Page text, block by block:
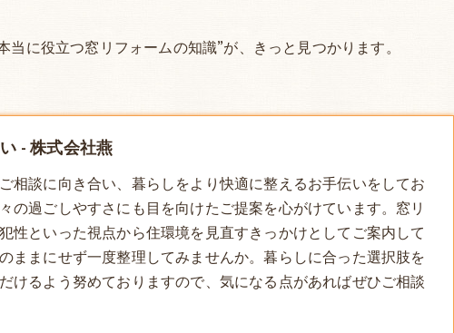
に役立つ窓リフォームの知識”が、きっと見つかります。
- 株式会社燕
相談に向き合い、暮らしをより快適に整えるお手伝いをしてお
の過ごしやすさにも目を向けたご提案を心がけています。窓リ
性といった視点から住環境を見直すきっかけとしてご案内して
ままにせず一度整理してみませんか。暮らしに合った選択肢を
けるよう努めておりますので、気になる点があればぜひご相談